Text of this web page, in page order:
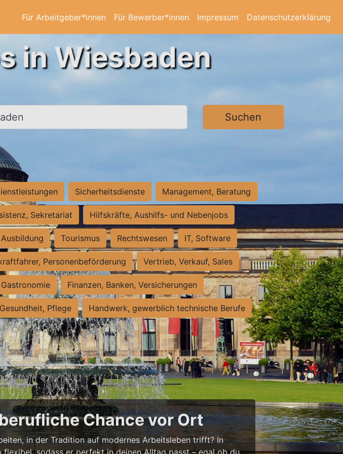
Für Arbeitgeber*innen Für Bewerber*innen Impressum Datenschutzerklärung
in Wiesbaden
Suchen
Sicherheitsdienste Management, Beratung
Sekretariat Hilfskräfte, Aushilfs- und Nebenjobs
Tourismus Rechtswesen IT, Software
Personenbeförderung Vertrieb, Verkauf, Sales
Gastronomie Finanzen, Banken, Versicherungen
Pflege Handwerk, gewerblich technische Berufe
Chance vor Ort
in der Tradition auf modernes Arbeitsleben trifft? In